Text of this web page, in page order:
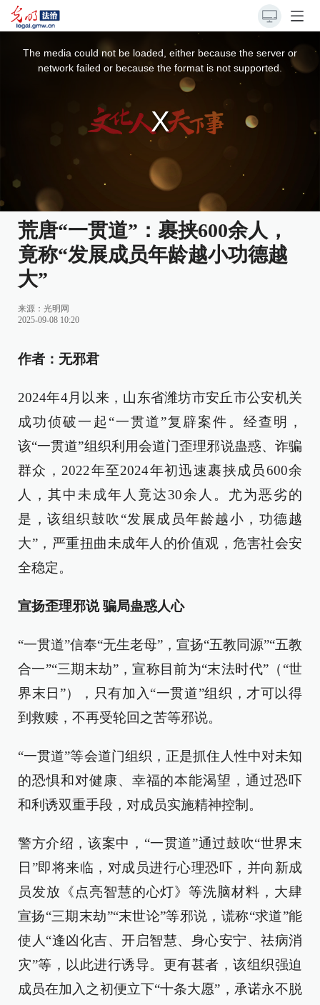
The media could not be loaded, either because the server or
network failed or because the format is not supported.
荒唐“一贯道”：裹挟600余人，
竟称“发展成员年龄越小功德越
大”
来源： 光明网
2025-09-08 10:20
作者：无邪君
2024年4月以来，山东省潍坊市安丘市公安机关
成功侦破一起“一贯道”复辟案件。经查明，
该“一贯道”组织利用会道门歪理邪说蛊惑、诈骗
群众，2022年至2024年初迅速裹挟成员600余
人，其中未成年人竟达30余人。尤为恶劣的
是，该组织鼓吹“发展成员年龄越小，功德越
大”，严重扭曲未成年人的价值观，危害社会安
全稳定。
宣扬歪理邪说 骗局蛊惑人心
“一贯道”信奉“无生老母”，宣扬“五教同源”“五教
合一”“三期末劫”，宣称目前为“末法时代”（“世
界末日”），只有加入“一贯道”组织，才可以得
到救赎，不再受轮回之苦等邪说。
“一贯道”等会道门组织，正是抓住人性中对未知
的恐惧和对健康、幸福的本能渴望，通过恐吓
和利诱双重手段，对成员实施精神控制。
警方介绍，该案中，“一贯道”通过鼓吹“世界末
日”即将来临，对成员进行心理恐吓，并向新成
员发放《点亮智慧的心灯》等洗脑材料，大肆
宣扬“三期末劫”“末世论”等邪说，谎称“求道”能
使人“逢凶化吉、开启智慧、身心安宁、祛病消
灾”等，以此进行诱导。更有甚者，该组织强迫
成员在加入之初便立下“十条大愿”，承诺永不脱